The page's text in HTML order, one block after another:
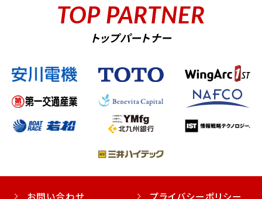
TOP PARTNER
トップパートナー
お問い合わせ プライバシーポリシー